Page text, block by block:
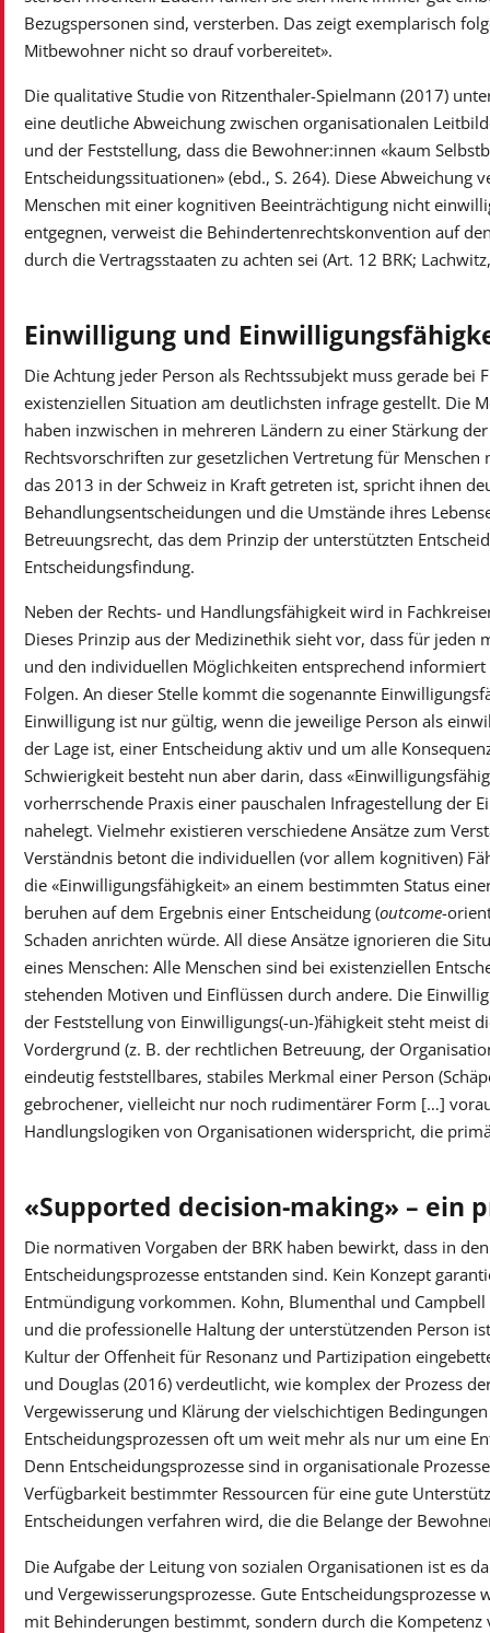
Bezugspersonen sind, versterben. Das zeigt exemplarisch
Mitbewohner nicht so drauf vorbereitet».
Die qualitative Studie von Ritzenthaler-Spielmann (2017)
eine deutliche Abweichung zwischen organisationalen
und der Feststellung, dass die Bewohner:innen «kaum
Entscheidungssituationen» (ebd., S. 264). Diese
Menschen mit einer kognitiven Beeinträchtigung nicht
entgegnen, verweist die Behindertenrechtskonvention auf
durch die Vertragsstaaten zu achten sei (Art. 12 BRK;
Einwilligung und
Die Achtung jeder Person als Rechtssubjekt muss gerade
existenziellen Situation am deutlichsten infrage gestellt. Die
haben inzwischen in mehreren Ländern zu einer Stärkung
Rechtsvorschriften zur gesetzlichen Vertretung für
das 2013 in der Schweiz in Kraft getreten ist, spricht ihnen
Behandlungsentscheidungen und die Umstände ihres
Betreuungsrecht, das dem Prinzip der unterstützten
Entscheidungsfindung.
Neben der Rechts- und Handlungsfähigkeit wird in
Dieses Prinzip aus der Medizinethik sieht vor, dass für
und den individuellen Möglichkeiten entsprechend
Folgen. An dieser Stelle kommt die sogenannte
Einwilligung ist nur gültig, wenn die jeweilige Person als
der Lage ist, einer Entscheidung aktiv und um alle
Schwierigkeit besteht nun aber darin, dass
vorherrschende Praxis einer pauschalen Infragestellung der
nahelegt. Vielmehr existieren verschiedene Ansätze zum
Verständnis betont die individuellen (vor allem kognitiven)
die «Einwilligungsfähigkeit» an einem bestimmten Status
beruhen auf dem Ergebnis einer Entscheidung (outcome-
Schaden anrichten würde. All diese Ansätze ignorieren die
eines Menschen: Alle Menschen sind bei existenziellen
stehenden Motiven und Einflüssen durch andere. Die
der Feststellung von Einwilligungs(-un-)fähigkeit steht meist
Vordergrund (z. B. der rechtlichen Betreuung, der
eindeutig feststellbares, stabiles Merkmal einer Person
gebrochener, vielleicht nur noch rudimentärer Form […]
Handlungslogiken von Organisationen widerspricht, die
«Supported decision-making» – ein
Die normativen Vorgaben der BRK haben bewirkt, dass in
Entscheidungsprozesse entstanden sind. Kein Konzept
Entmündigung vorkommen. Kohn, Blumenthal und
und die professionelle Haltung der unterstützenden Person
Kultur der Offenheit für Resonanz und Partizipation
und Douglas (2016) verdeutlicht, wie komplex der Prozess
Vergewisserung und Klärung der vielschichtigen
Entscheidungsprozessen oft um weit mehr als nur um eine
Denn Entscheidungsprozesse sind in organisationale
Verfügbarkeit bestimmter Ressourcen für eine gute
Entscheidungen verfahren wird, die die Belange der
Die Aufgabe der Leitung von sozialen Organisationen ist es
und Vergewisserungsprozesse. Gute
mit Behinderungen bestimmt, sondern durch die